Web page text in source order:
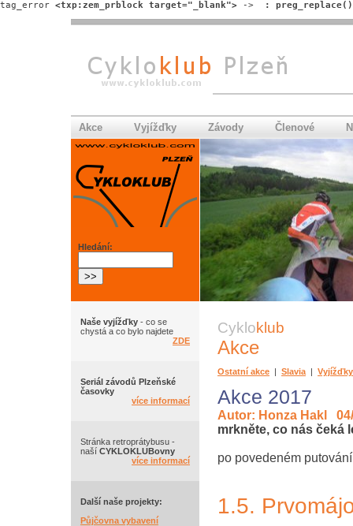
tag_error <txp:zem_prblock target="_blank"> -> :
Akce Vyjížďky Závody Členové
Hledání:
Naše vyjížďky - co se
chystá a co bylo najdete
ZDE
Seriál závodů Plzeňské
časovky
více informací
Stránka retroprátybusu -
naší CYKLOKLUBovny
více informací
Další naše projekty:
Půjčovna vybavení
Cykloklub
Akce
Ostatní akce | Slavia | Vyjížďky
Akce 2017
Autor: Honza Hakl
mrkněte, co nás čeká
po povedeném
1.5.